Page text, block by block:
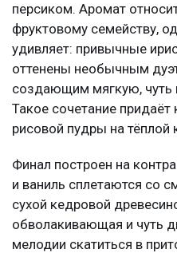
персиком. Аромат
фруктовому семейству,
удивляет: привычные
оттенены необычным
создающим мягкую, чуть
Такое сочетание
рисовой пудры на тёплой
Финал построен на
и ваниль сплетаются со
сухой кедровой
обволакивающая и чуть
мелодии скатиться в